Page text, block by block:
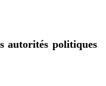
autorités politiques